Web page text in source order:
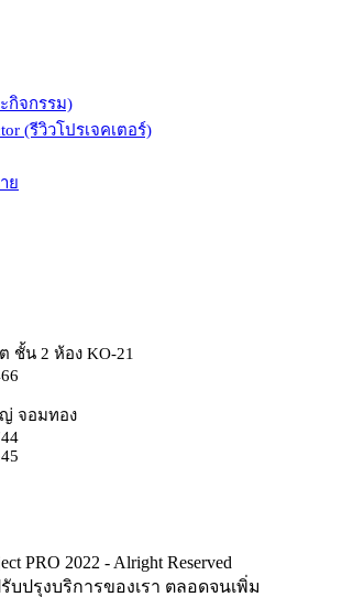
กิจกรรม)
(รีวิวโปรเจคเตอร์)
ย
ชั้น 2 ห้อง KO-21
จอมทอง
บปรุงบริการของเรา ตลอดจนเพิ่ม